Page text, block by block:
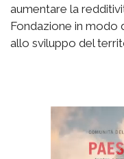
aumentare la
Fondazione in modo
allo sviluppo del